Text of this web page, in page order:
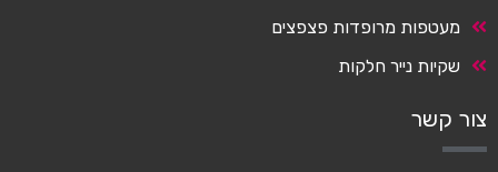
מעטפות מרופדות פצפצים
שקיות נייר חלקות
צור קשר